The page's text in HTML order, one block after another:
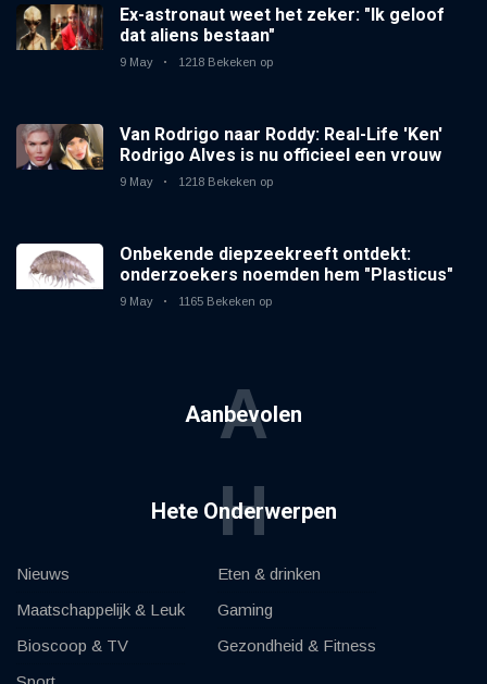
Ex-astronaut weet het zeker: "Ik geloof
dat aliens bestaan"
9 May 1218 Bekeken op
Van Rodrigo naar Roddy: Real-Life 'Ken'
Rodrigo Alves is nu officieel een vrouw
9 May 1218 Bekeken op
Onbekende diepzeekreeft ontdekt:
onderzoekers noemden hem "Plasticus"
9 May 1165 Bekeken op
Aanbevolen
A
Hete Onderwerpen
H
Nieuws
Maatschappelijk & Leuk
Bioscoop & TV
Eten & drinken
Gaming
Gezondheid & Fitness